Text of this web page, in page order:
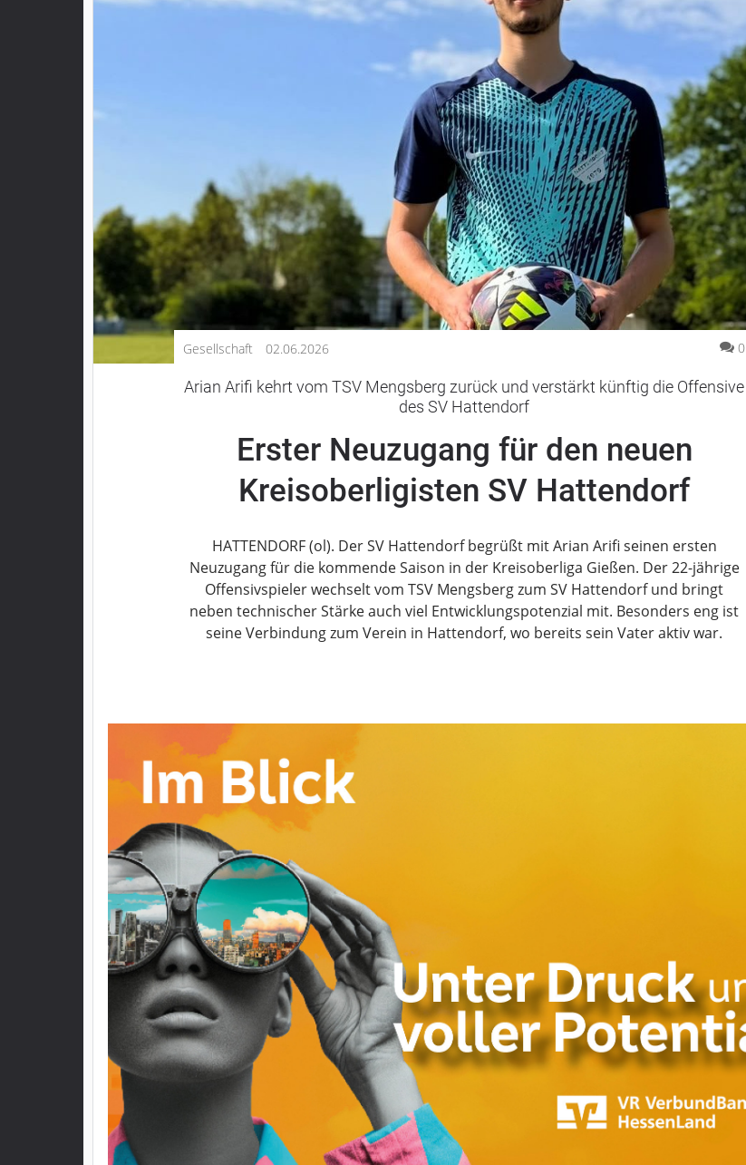
Romrod
Homberg
Ohm
Schotten
Schlitz
Antrifttal
Gießen
Impressum
Datenschutzerklärung
Gesellschaft 02.06.2026 0
Arian Arifi kehrt vom TSV Mengsberg zurück und verstärkt künftig die Offensive
des SV Hattendorf
Erster Neuzugang für den neuen
Kreisoberligisten SV Hattendorf
HATTENDORF (ol). Der SV Hattendorf begrüßt mit Arian Arifi seinen ersten
Neuzugang für die kommende Saison in der Kreisoberliga Gießen. Der 22-jährige
Offensivspieler wechselt vom TSV Mengsberg zum SV Hattendorf und bringt
neben technischer Stärke auch viel Entwicklungspotenzial mit. Besonders eng ist
seine Verbindung zum Verein in Hattendorf, wo bereits sein Vater aktiv war.